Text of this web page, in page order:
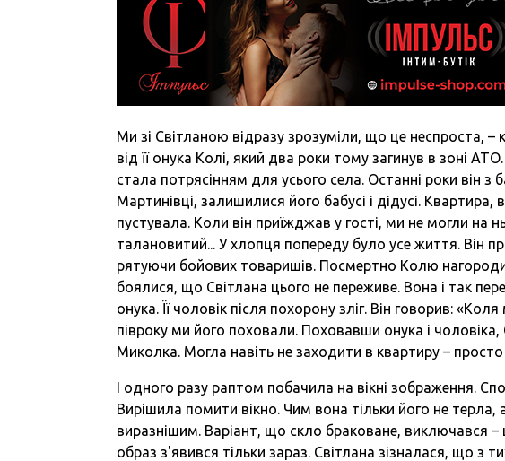
Ми зі Світланою відразу зрозуміли, що це неспроста,
від її онука Колі, який два роки тому загинув в зоні
стала потрясінням для усього села. Останні роки він
Мартинівці, залишилися його бабусі і дідусі.
пустувала. Коли він приїжджав у гості, ми не могли на
талановитий... У хлопця попереду було усе життя. Він
рятуючи бойових товаришів. Посмертно Колю
боялися, що Світлана цього не переживе. Вона і так
онука. Її чоловік після похорону зліг. Він говорив:
півроку ми його поховали. Поховавши онука і
Миколка. Могла навіть не заходити в квартиру –
І одного разу раптом побачила на вікні зображення.
Вирішила помити вікно. Чим вона тільки його не
виразнішим. Варіант, що скло браковане, виключався –
образ з'явився тільки зараз. Світлана зізналася, що з